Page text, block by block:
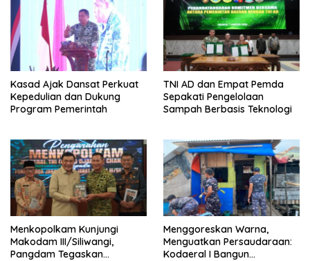
Kasad Ajak Dansat Perkuat
Kepedulian dan Dukung
Program Pemerintah
TNI AD dan Empat Pemda
Sepakati Pengelolaan
Sampah Berbasis Teknologi
Menkopolkam Kunjungi
Makodam III/Siliwangi,
Pangdam Tegaskan
‎Menggoreskan Warna,
Menguatkan Persaudaraan:
Kodaeral I Bangun